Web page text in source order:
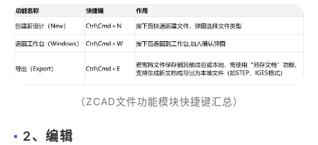
（ZCAD文件功能模块快捷键汇总）
2、编辑